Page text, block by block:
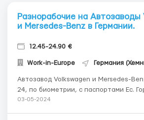
Разнорабочие на Автозаводы
и Mersedes-Benz в Германии.
12.45-24.90 €
Work-in-Europe Германия
Автозавод Volkswagen и Mersedes-
24, по биометрии, с паспортами Ес. Город Меране
Нужны мужчины и семейные пары до 50
03-05-2024